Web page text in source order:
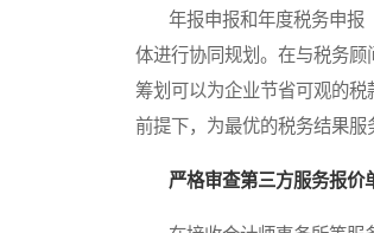
年报申报和年度税务申报（
体进行协同规划。在与税务
筹划可以为企业节省可观的
前提下，为最优的税务结果服
严格审查第三方服务报价